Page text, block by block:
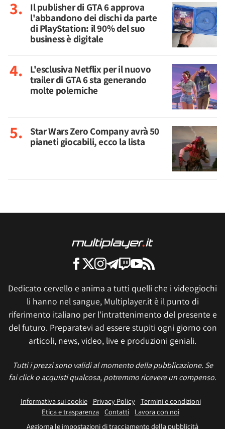
Il publisher di GTA 6 approva
l'abbandono dei dischi da parte
di PlayStation: il 90% del suo
business è digitale
L'esclusiva Netflix per il nuovo
trailer di GTA 6 sta generando
molte polemiche
Star Wars Zero Company avrà 50
pianeti giocabili, ecco la lista
Dedicato cervello e anima a tutti quelli che i videogiochi
li hanno nel sangue, Multiplayer.it è il punto di
riferimento italiano per l'intrattenimento del presente e
del futuro. Preparatevi ad essere stupiti ogni giorno con
articoli, news, video, live e produzioni geniali.
Tutti i prezzi sono validi al momento della pubblicazione. Se
fai click o acquisti qualcosa, potremmo ricevere un compenso.
Informativa sui cookie Privacy Policy
Termini e condizioni
Etica e trasparenza Contatti
Lavora con noi
Aggiorna le impostazioni di tracciamento della pubblicità